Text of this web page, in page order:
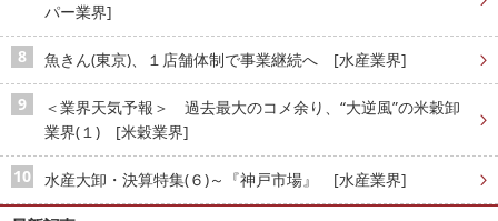
パー業界]
魚きん(東京)、１店舗体制で事業継続へ [水産業界]
＜業界天気予報＞ 過去最大のコメ余り、“大逆風”の米穀卸
業界(１) [米穀業界]
水産大卸・決算特集(６)～『神戸市場』 [水産業界]